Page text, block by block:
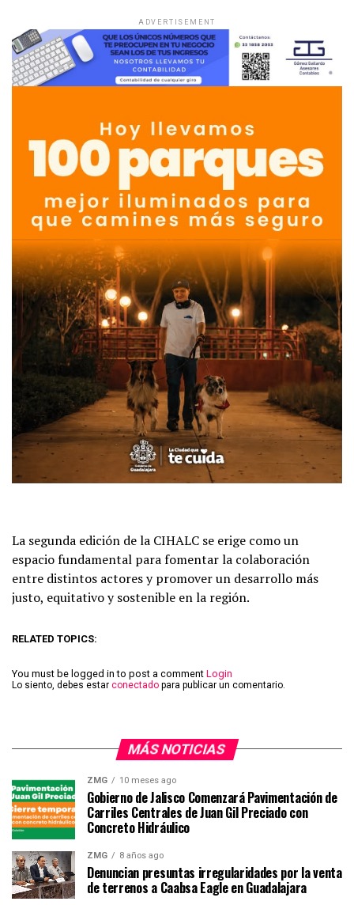
ADVERTISEMENT
La segunda edición de la CIHALC se erige como un
espacio fundamental para fomentar la colaboración
entre distintos actores y promover un desarrollo más
justo, equitativo y sostenible en la región.
RELATED TOPICS:
You must be logged in to post a comment Login
Lo siento, debes estar conectado para publicar un comentario.
MÁS NOTICIAS
ZMG 10 meses ago
Gobierno de Jalisco Comenzará Pavimentación de
Carriles Centrales de Juan Gil Preciado con
Concreto Hidráulico
ZMG 8 años ago
Denuncian presuntas irregularidades por la venta
de terrenos a Caabsa Eagle en Guadalajara